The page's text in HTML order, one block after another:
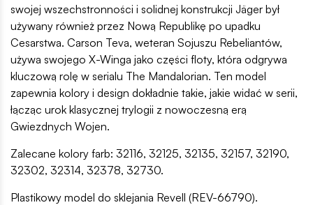
swojej wszechstronności i solidnej konstrukcji Jäger był
używany również przez Nową Republikę po upadku
Cesarstwa. Carson Teva, weteran Sojuszu Rebeliantów,
używa swojego X-Winga jako części floty, która odgrywa
kluczową rolę w serialu The Mandalorian. Ten model
zapewnia kolory i design dokładnie takie, jakie widać w serii,
łącząc urok klasycznej trylogii z nowoczesną erą
Gwiezdnych Wojen.
Zalecane kolory farb: 32116, 32125, 32135, 32157, 32190,
32302, 32314, 32378, 32730.
Plastikowy model do sklejania Revell (REV-66790).